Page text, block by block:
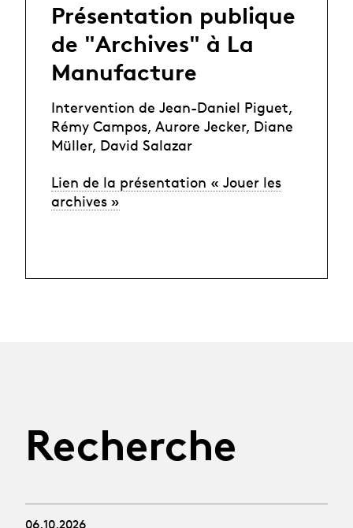
Présentation publique
de "Archives" à La
Manufacture
Intervention de Jean-Daniel Piguet,
Rémy Campos, Aurore Jecker, Diane
Müller, David Salazar
Lien de la présentation « Jouer les
archives »
Recherche
06.10.2026